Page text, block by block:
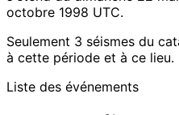
octobre 1998 UTC.
Seulement 3 séismes du
à cette période et à ce lieu.
Liste des événements